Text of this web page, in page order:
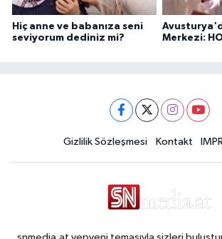
Hiç anne ve babanıza seni
seviyorum dediniz mi?
Merkezi:
Gizlilik Sözleşmesi Kontakt